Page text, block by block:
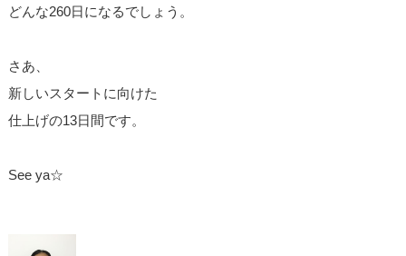
どんな260日になるでしょう。
さあ、
新しいスタートに向けた
仕上げの13日間です。
See ya☆